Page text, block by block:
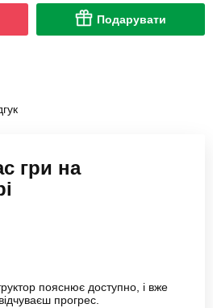
Подарувати
гри на
пояснює доступно, і вже
прогрес.